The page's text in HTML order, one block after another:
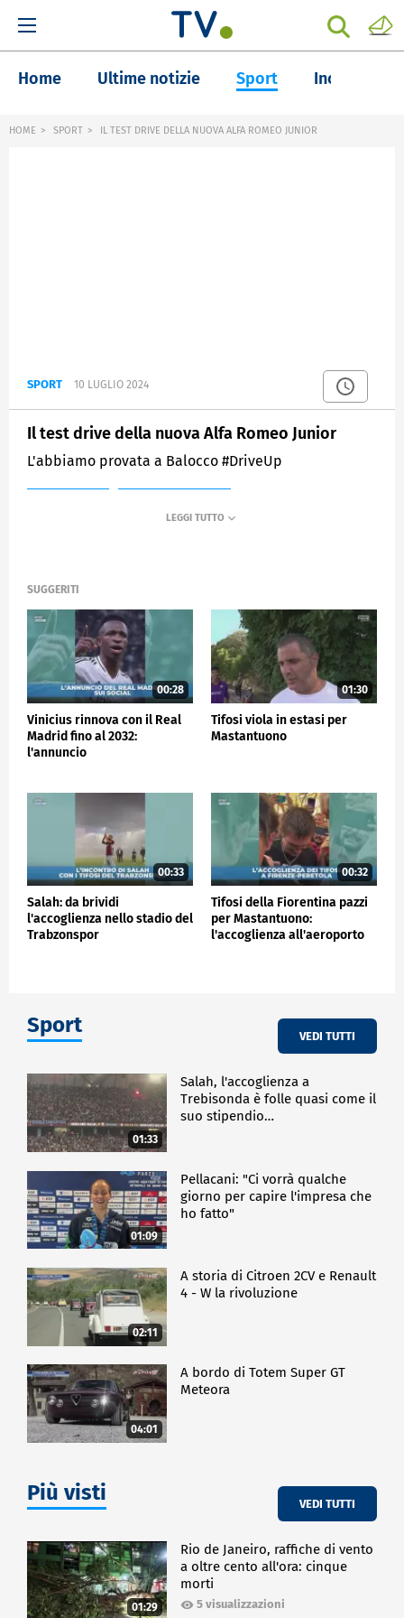
Home Ultime notizie Sport Inchieste
HOME SPORT IL TEST DRIVE DELLA NUOVA ALFA ROMEO JUNIOR
SPORT 10 LUGLIO 2024
Il test drive della nuova Alfa Romeo Junior
L'abbiamo provata a Balocco #DriveUp
SUGGERITI
00:28
Vinicius rinnova con il Real
Madrid fino al 2032:
l'annuncio
01:30
Tifosi viola in estasi per
Mastantuono
00:33
Salah: da brividi
l'accoglienza nello stadio del
Trabzonspor
00:32
Tifosi della Fiorentina pazzi
per Mastantuono:
l'accoglienza all'aeroporto
Sport VEDI TUTTI
01:33
Salah, l'accoglienza a
Trebisonda è folle quasi come il
suo stipendio…
01:09
Pellacani: "Ci vorrà qualche
giorno per capire l'impresa che
ho fatto"
02:11
A storia di Citroen 2CV e Renault
4 - W la rivoluzione
04:01
A bordo di Totem Super GT
Meteora
Più visti VEDI TUTTI
01:29
Rio de Janeiro, raffiche di vento
a oltre cento all'ora: cinque
morti
5 visualizzazioni